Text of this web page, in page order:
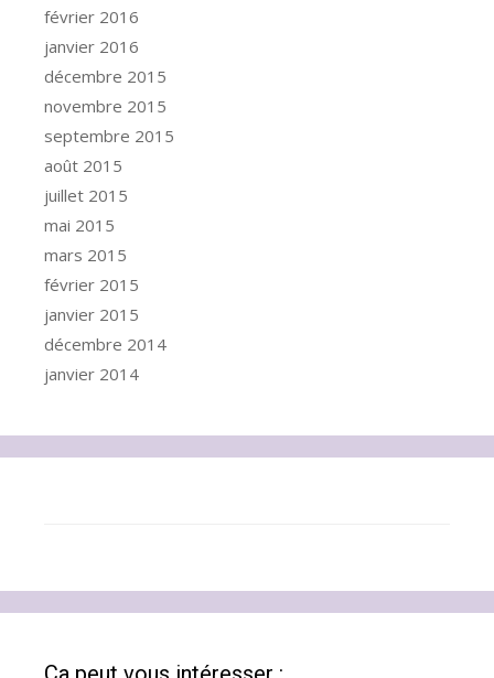
février 2016
janvier 2016
décembre 2015
novembre 2015
septembre 2015
août 2015
juillet 2015
mai 2015
mars 2015
février 2015
janvier 2015
décembre 2014
janvier 2014